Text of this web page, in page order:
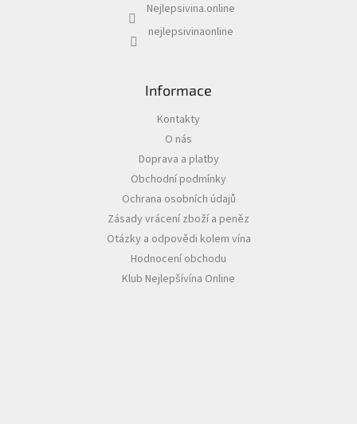
Nejlepsivina.online
nejlepsivinaonline
Informace
Kontakty
O nás
Doprava a platby
Obchodní podmínky
Ochrana osobních údajů
Zásady vrácení zboží a peněz
Otázky a odpovědi kolem vína
Hodnocení obchodu
Klub Nejlepšívína Online